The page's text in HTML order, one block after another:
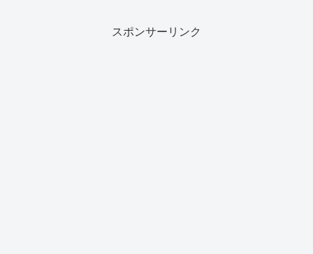
スポンサーリンク